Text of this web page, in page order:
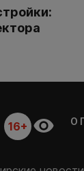
16+ О